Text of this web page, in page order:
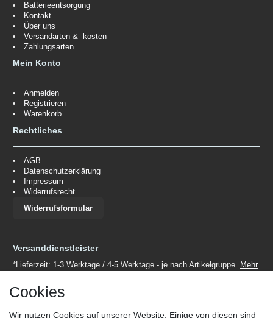
Batterieentsorgung
Kontakt
Über uns
Versandarten & -kosten
Zahlungsarten
Mein Konto
Anmelden
Registrieren
Warenkorb
Rechtliches
AGB
Datenschutzerklärung
Impressum
Widerrufsrecht
Widerrufsformular
Versanddienstleister
*Lieferzeit: 1-3 Werktage / 4-5 Werktage - je nach Artikelgruppe. Mehr
Cookies
Wir nutzen Cookies auf unserer Website. Einige von diesen sind